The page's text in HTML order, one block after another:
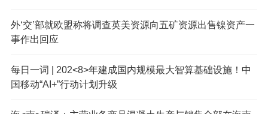
外‘交’部就欧盟称将调查英美资源向五矿资源出售镍资产一
事作出回应
每日一词 | 202<8>年建成国内规模最大智算基础设施！中
国移动“AI+”行动计划升级